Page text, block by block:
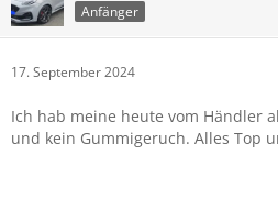
Anfänger
17. September 2024
Ich hab meine heute vom Händler
und kein Gummigeruch. Alles Top